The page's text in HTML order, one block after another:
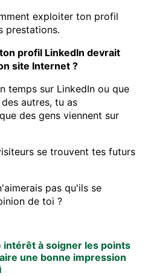
exploiter ton profil
prestations.
profil LinkedIn devrait
site Internet ?
temps sur LinkedIn ou que
autres, tu as
des gens viennent sur
se trouvent tes futurs
pas qu'ils se
de toi ?
intérêt à soigner les points
une bonne impression